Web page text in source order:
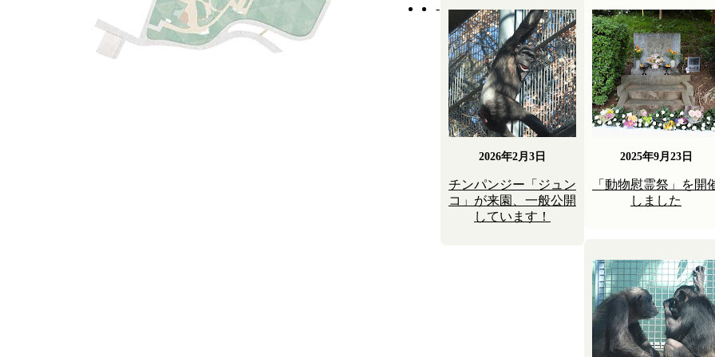
- -
2026年2月3日
チンパンジー「ジュン
コ」が来園、一般公開
しています！
2025年9月23日
「動物慰霊祭」を開
しました